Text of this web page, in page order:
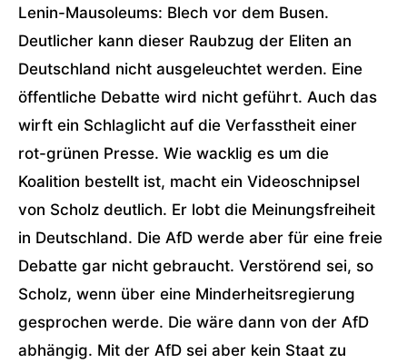
Lenin-Mausoleums: Blech vor dem Busen.
Deutlicher kann dieser Raubzug der Eliten an
Deutschland nicht ausgeleuchtet werden. Eine
öffentliche Debatte wird nicht geführt. Auch das
wirft ein Schlaglicht auf die Verfasstheit einer
rot-grünen Presse. Wie wacklig es um die
Koalition bestellt ist, macht ein Videoschnipsel
von Scholz deutlich. Er lobt die Meinungsfreiheit
in Deutschland. Die AfD werde aber für eine freie
Debatte gar nicht gebraucht. Verstörend sei, so
Scholz, wenn über eine Minderheitsregierung
gesprochen werde. Die wäre dann von der AfD
abhängig. Mit der AfD sei aber kein Staat zu